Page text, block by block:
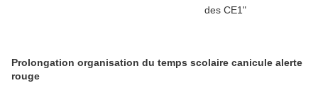
Prolongation organisation du temps scolaire canicule alerte
rouge